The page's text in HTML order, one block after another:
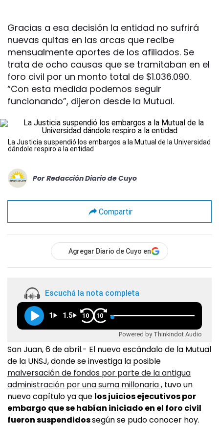
Gracias a esa decisión la entidad no sufrirá
nuevas quitas en las arcas que recibe
mensualmente aportes de los afiliados. Se
trata de ocho causas que se tramitaban en el
foro civil por un monto total de $1.036.090.
“Con esta medida podemos seguir
funcionando”, dijeron desde la Mutual.
La Justicia suspendió los embargos a la Mutual de la Universidad
dándole respiro a la entidad
Por Redacción Diario de Cuyo
Compartir
Agregar Diario de Cuyo en
Escuchá la nota completa
1 1.5 10 10
Powered by Thinkindot Audio
San Juan, 6 de abril.- El nuevo escándalo de la Mutual
de la UNSJ, donde se investiga la posible
malversación de fondos por parte de la antigua
administración por una suma millonaria, tuvo un
nuevo capítulo ya que los juicios ejecutivos por
embargo que se habían iniciado en el foro civil
fueron suspendidossegún se pudo conocer hoy.